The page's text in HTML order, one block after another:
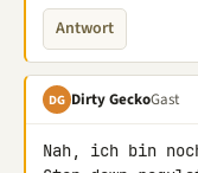
Antwort
DG Dirty GeckoGast
Nah, ich bin